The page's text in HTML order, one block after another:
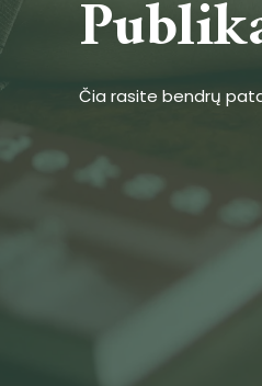
Čia rasite bendrų